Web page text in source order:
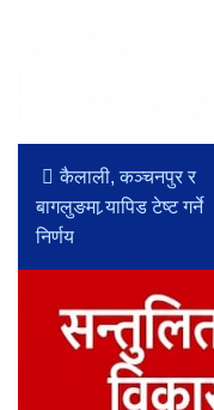
कैलाली, कञ्चनपुर र
बागलुङमा र्‍यापिड टेष्ट गर्ने
निर्णय